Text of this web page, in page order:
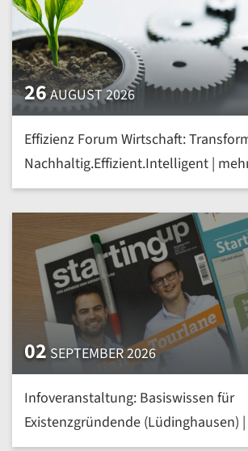
26AUGUST 2026
Effizienz Forum Wirtschaft:
02 SEPTEMBER 2026
Infoveranstaltung: Basiswissen für